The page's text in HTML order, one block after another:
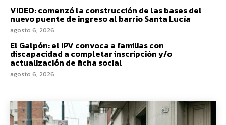
VIDEO: comenzó la construcción de las bases del
nuevo puente de ingreso al barrio Santa Lucía
agosto 6, 2026
El Galpón: el IPV convoca a familias con
discapacidad a completar inscripción y/o
actualización de ficha social
agosto 6, 2026